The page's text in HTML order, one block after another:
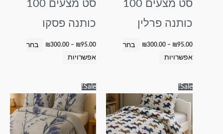
סט מצעים 100
כותנה פרלין
₪95.00
–
₪300.00
בחר
אפשרויות
את
בעמוד
המוצר
סט מצעים 100
כותנה פסקו
₪95.00
–
₪300.00
בחר
אפשרויות
את
בעמוד
המוצר
Sale!
מחירים:
עד
⁦₪130.00⁩
זה
יש
מספר
Sale!
מחירים:
⁦₪95.00⁩
עד
⁦₪300.00⁩
זה
יש
מספר